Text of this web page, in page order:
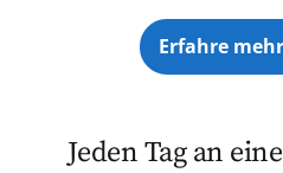
Erfahre
Jeden Tag an